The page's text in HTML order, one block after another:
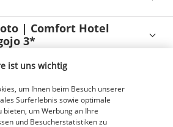
| Comfort Hotel
3*
| Hotel Venue-G
ist uns wichtig
um Ihnen beim Besuch unserer
Surferlebnis sowie optimale
bieten, um Werbung an Ihre
und Besucherstatistiken zu